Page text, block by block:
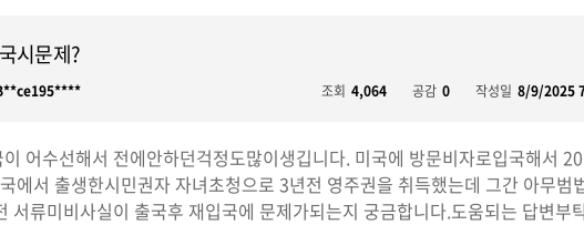
시문제?
조회 4,064 공감 0 작성일 8/9/2025
어수선해서 전에안하던걱정도많이생깁니다. 미국에 방문비자로입국해서
에서 출생한시민권자 자녀초청으로 3년전 영주권을 취득했는데 그간 아무범
서류미비사실이 출국후 재입국에 문제가되는지 궁금합니다.도움되는 답변부